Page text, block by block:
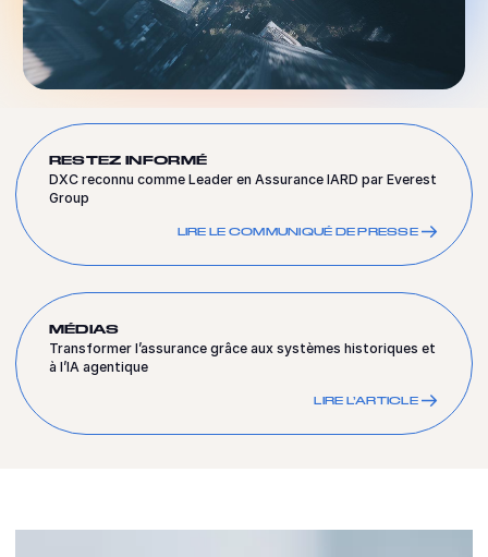
RESTEZ INFORMÉ
DXC reconnu comme Leader en Assurance IARD par Everest
Group
LIRE LE COMMUNIQUÉ DE PRESSE
MÉDIAS
Transformer l’assurance grâce aux systèmes historiques et
à l’IA agentique
LIRE L’ARTICLE